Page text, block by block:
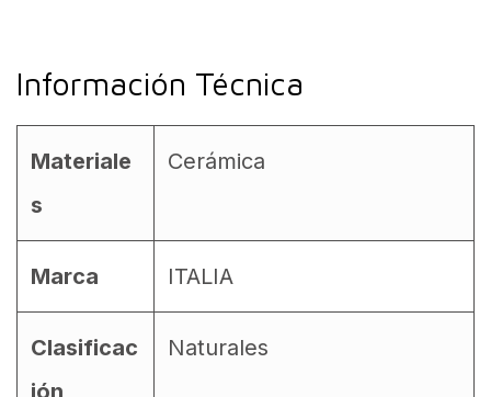
Información Técnica
Materiale
s
Cerámica
Marca ITALIA
Clasificac
ión
Naturales